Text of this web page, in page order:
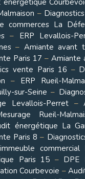
énergétique
–
commerces La
– ERP Levallois-
– Amiante avant
Paris 17 – Amiante
vente Paris 16 –
– ERP Rueil-
sur-Seine –
Levallois-Perret –
Rueil-
énergétique La
Paris 8 –
commercial
Paris 15 – DPE
Courbevoie –